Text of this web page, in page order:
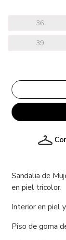
36
39
Sandalia de
en piel tricolor.
Interior en piel
Piso de goma